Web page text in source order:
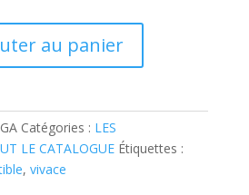
au panier
Catégories : LES
LE CATALOGUE Étiquettes :
, vivace